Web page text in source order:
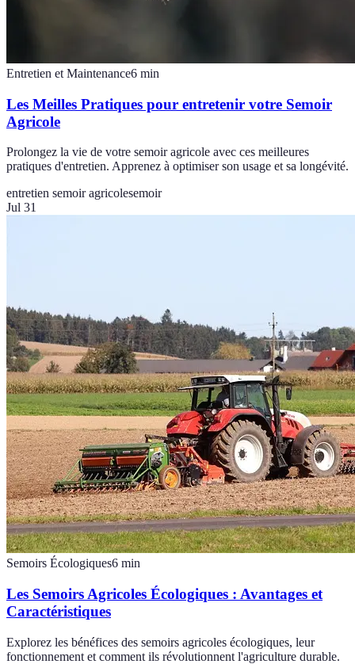
Entretien et Maintenance6 min
Les Meilles Pratiques pour entretenir votre Semoir
Agricole
Prolongez la vie de votre semoir agricole avec ces meilleures
pratiques d'entretien. Apprenez à optimiser son usage et sa longévité.
entretien semoir agricolesemoir
Jul 31
Semoirs Écologiques6 min
Les Semoirs Agricoles Écologiques : Avantages et
Caractéristiques
Explorez les bénéfices des semoirs agricoles écologiques, leur
fonctionnement et comment ils révolutionnent l'agriculture durable.